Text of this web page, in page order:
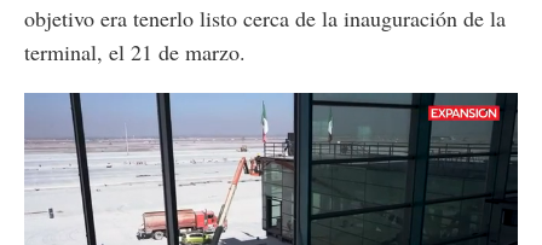
objetivo era tenerlo listo cerca de la inauguración de la
terminal, el 21 de marzo.